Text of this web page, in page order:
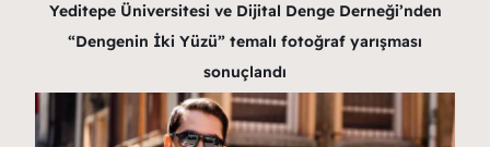
Yeditepe Üniversitesi ve Dijital Denge Derneği’nden
“Dengenin İki Yüzü” temalı fotoğraf yarışması
sonuçlandı